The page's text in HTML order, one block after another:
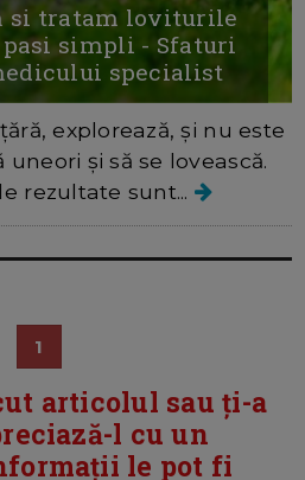
si tratam loviturile
simpli - Sfaturi
specialist
explorează, și nu este
și să se lovească.
rezultate sunt...
1
articolul sau ți-a
l cu un
le pot fi